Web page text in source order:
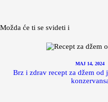
Možda će ti se svideti i
MAJ 14, 2024
Brz i zdrav recept za džem od